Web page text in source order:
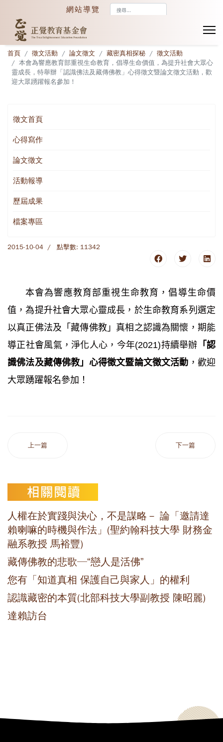
網站導覽
首頁 徵文活動 論文徵文 藏密真相探秘
徵文活動
本會為響應教育部重視生命教育，倡導生命價值，為提升社會大眾心
靈成長，特舉辦「認識佛法及藏傳佛教」心得徵文暨論文徵文活動，歡
迎大眾踴躍報名參加！
徵文首頁
心得寫作
論文徵文
活動報導
歷屆成果
檔案專區
2015-10-04 點擊數: 11342
本會為響應教育部重視生命教育，倡導生命價
值，為提升社會大眾心靈成長，於生命教育系列選定
以真正佛法及「藏傳佛教」真相之認識為關懷，期能
導正社會風氣，淨化人心，今年(2021)持續舉辦 「認
識佛法及藏傳佛教」心得徵文暨論文徵文活動 ，歡迎
大眾踴躍報名參加！
上一篇 下一篇
人權在於實踐與決心，不是謀略－ 論「邀請達
賴喇嘛的時機與作法」(聖約翰科技大學 財務金
融系教授 馬裕豐)
藏傳佛教的悲歌─“戀人是活佛”
您有「知道真相 保護自己與家人」的權利
認識藏密的本質(北部科技大學副教授 陳昭麗)
達賴訪台